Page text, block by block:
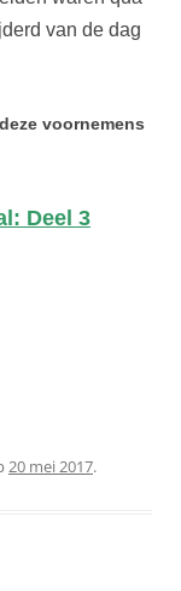
van de dag
voornemens
Deel 3
20 mei 2017.